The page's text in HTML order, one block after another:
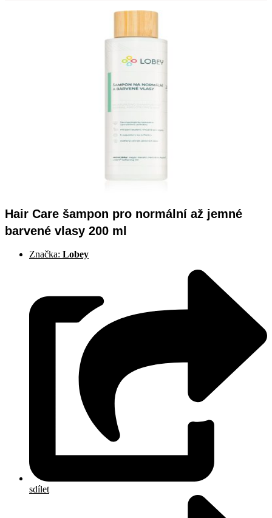
Hair Care šampon pro normální až jemné
barvené vlasy 200 ml
Značka: Lobey
sdílet